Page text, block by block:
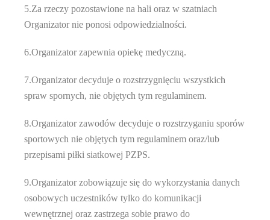
5.Za rzeczy pozostawione na hali oraz w szatniach
Organizator nie ponosi odpowiedzialności.
6.Organizator zapewnia opiekę medyczną.
7.Organizator decyduje o rozstrzygnięciu wszystkich
spraw spornych, nie objętych tym regulaminem.
8.Organizator zawodów decyduje o rozstrzyganiu sporów
sportowych nie objętych tym regulaminem oraz/lub
przepisami piłki siatkowej PZPS.
9.Organizator zobowiązuje się do wykorzystania danych
osobowych uczestników tylko do komunikacji
wewnętrznej oraz zastrzega sobie prawo do